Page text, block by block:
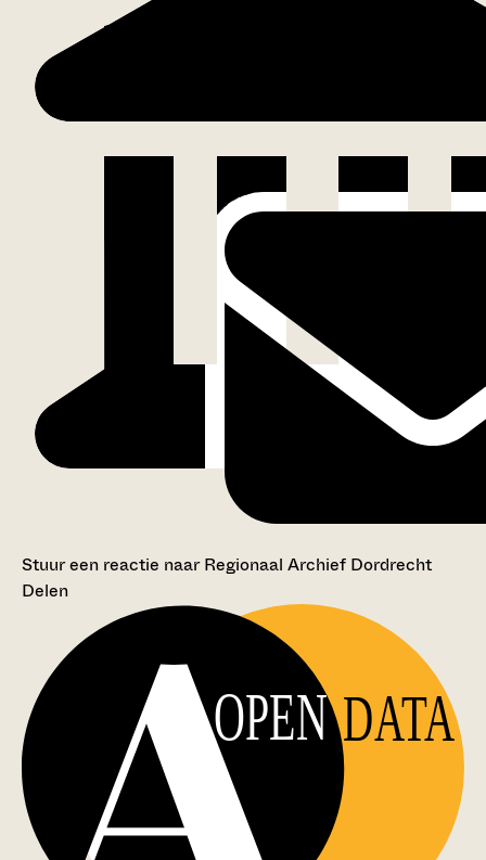
Stuur een reactie naar Regionaal Archief Dordrecht
Delen
OPEN DATA